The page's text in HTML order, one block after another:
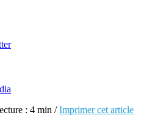
: 4 min /Imprimer cet article